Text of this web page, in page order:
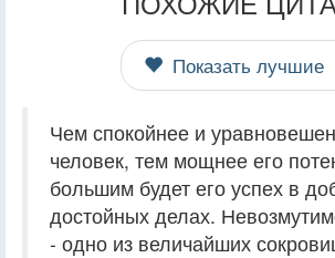
Показать лучшие
Чем спокойнее и
человек, тем мощнее его
большим будет его успех в
достойных делах.
- одно из величайших